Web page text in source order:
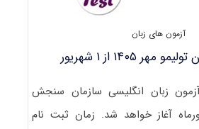
آزمون های زبان
۱۴۰۵ از ۱ شهریور
دوره‌ ۲۵۰ آزمون زبان انگلیسی سازمان سنجش
از ۱ شهریورماه آغاز خواهد شد. زمان ثبت نام